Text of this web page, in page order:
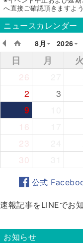
へ直接ご確認頂きますよ
ニュースカレンダー
8月
2026
日 月 火
26
2
3
9
16
23
30
公式
速報記事をLINEでお
お知らせ